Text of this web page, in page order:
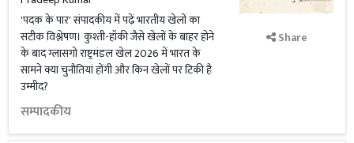
'पदक के पार' संपादकीय में पढ़ें भारतीय खेलों का
सटीक विश्लेषण। कुश्ती-हॉकी जैसे खेलों के बाहर होने
के बाद ग्लासगो राष्ट्रमंडल खेल 2026 में भारत के
सामने क्या चुनौतियां होंगी और किन खेलों पर टिकी है
उम्मीद?
सम्पादकीय
Share